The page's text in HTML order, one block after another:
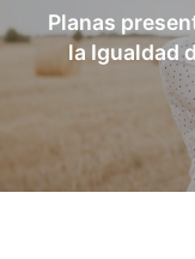
Planas
la Igualdad